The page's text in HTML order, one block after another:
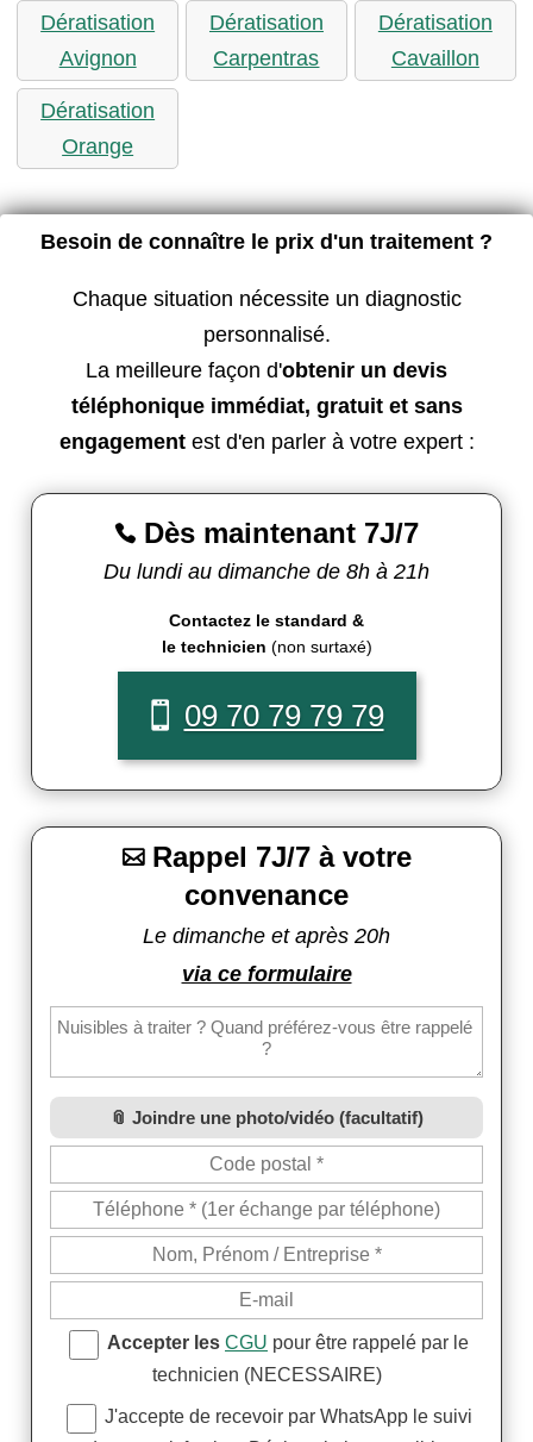
Dératisation
Avignon
Dératisation
Carpentras
Dératisation
Cavaillon
Dératisation
Orange
Besoin de connaître le prix d'un traitement ?
Chaque situation nécessite un diagnostic
personnalisé.
La meilleure façon d'obtenir un devis
téléphonique immédiat, gratuit et sans
engagementest d'en parler à votre expert :
 Dès maintenant 7J/7
Du lundi au dimanche de 8h à 21h
Contactez le standard &
le technicien (non surtaxé)
09 70 79 79 79
Rappel 7J/7 à votre
convenance
Le dimanche et après 20h
via ce formulaire
Joindre une photo/vidéo (facultatif)
Accepter les CGU pour être rappelé par le
technicien (NECESSAIRE)
J'accepte de recevoir par WhatsApp le suivi